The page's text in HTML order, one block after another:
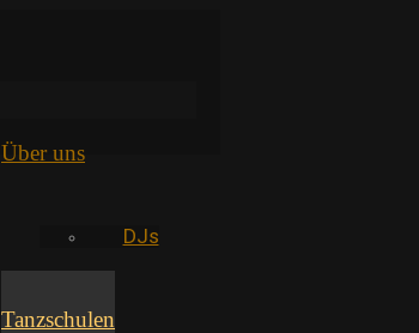
Über uns
DJs
Tanzschulen